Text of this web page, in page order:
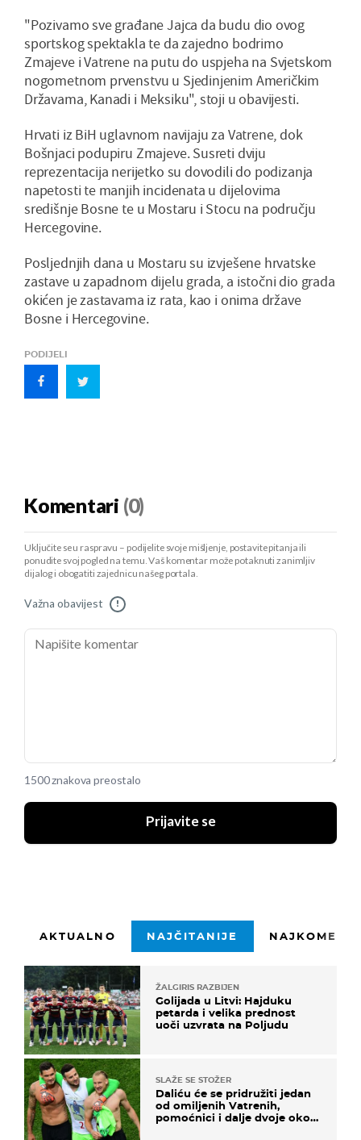
"Pozivamo sve građane Jajca da budu dio ovog
sportskog spektakla te da zajedno bodrimo
Zmajeve i Vatrene na putu do uspjeha na Svjetskom
nogometnom prvenstvu u Sjedinjenim Američkim
Državama, Kanadi i Meksiku", stoji u obavijesti.
Hrvati iz BiH uglavnom navijaju za Vatrene, dok
Bošnjaci podupiru Zmajeve. Susreti dviju
reprezentacija nerijetko su dovodili do podizanja
napetosti te manjih incidenata u dijelovima
središnje Bosne te u Mostaru i Stocu na području
Hercegovine.
Posljednjih dana u Mostaru su izvješene hrvatske
zastave u zapadnom dijelu grada, a istočni dio grada
okićen je zastavama iz rata, kao i onima države
Bosne i Hercegovine.
PODIJELI
Komentari (0)
Uključite se u raspravu – podijelite svoje mišljenje, postavite pitanja ili
ponudite svoj pogled na temu. Vaš komentar može potaknuti zanimljiv
dijalog i obogatiti zajednicu našeg portala.
Važna obavijest !
1500 znakova preostalo
Prijavite se
AKTUALNO NAJČITANIJE
ŽALGIRIS RAZBIJEN
Golijada u Litvi: Hajduku
petarda i velika prednost
uoči uzvrata na Poljudu
SLAŽE SE STOŽER
Daliću će se pridružiti jedan
od omiljenih Vatrenih,
pomoćnici i dalje dvoje oko